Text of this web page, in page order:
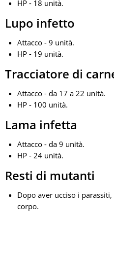
HP - 18 unità.
Lupo infetto
Attacco - 9 unità.
HP - 19 unità.
Tracciatore di
Attacco - da 17 a 22 unità.
HP - 100 unità.
Lama infetta
Attacco - da 9 unità.
HP - 24 unità.
Resti di mutanti
Dopo aver ucciso i
corpo.